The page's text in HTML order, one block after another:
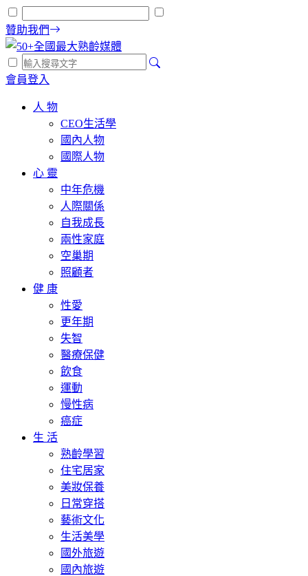
贊助我們
會員登入
人 物
CEO生活學
國內人物
國際人物
心 靈
中年危機
人際關係
自我成長
兩性家庭
空巢期
照顧者
健 康
性愛
更年期
失智
醫療保健
飲食
運動
慢性病
癌症
生 活
熟齡學習
住宅居家
美妝保養
日常穿搭
藝術文化
生活美學
國外旅遊
國內旅遊